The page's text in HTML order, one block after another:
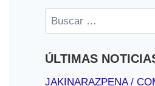
Buscar:
ÚLTIMAS
JAKINARAZPENA /